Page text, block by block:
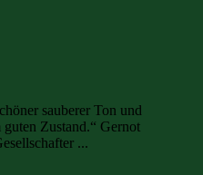
sauberer Ton und
Zustand.“ Gernot
...